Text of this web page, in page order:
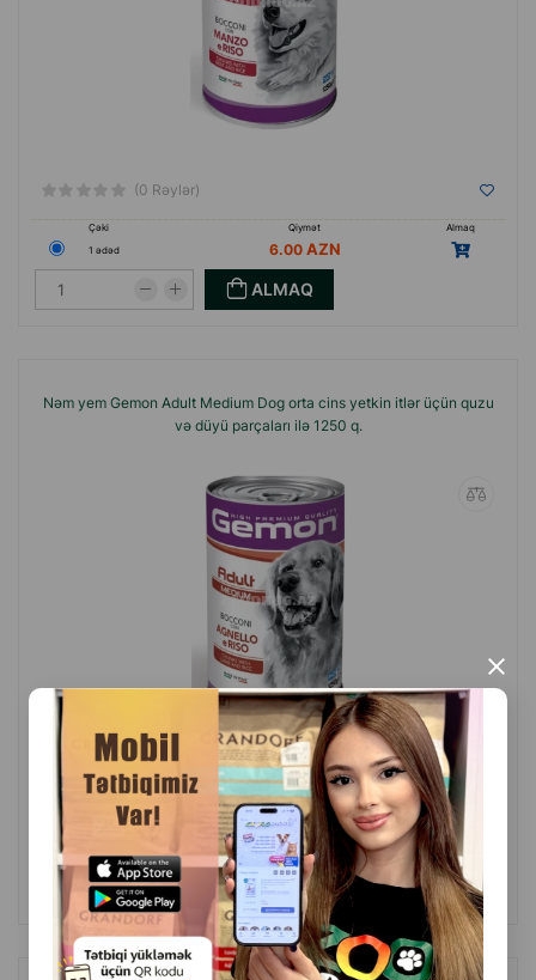
×
(0 Rəylər)
Çəki Qiymət
Almaq
1 ədəd
6.00
ALMAQ
Nəm yem Gemon Adult Medium Dog orta cins yetkin itlər üçün quzu
və düyü parçaları ilə 1250 q.
(0 Rəylər)
Qiymət
Almaq
6.00
ALMAQ